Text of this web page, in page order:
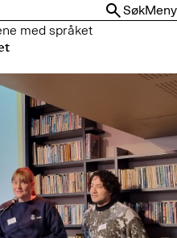
SøkMeny
med språket